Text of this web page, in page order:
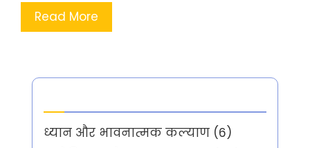
Read More
ध्यान और भावनात्मक कल्याण (6)